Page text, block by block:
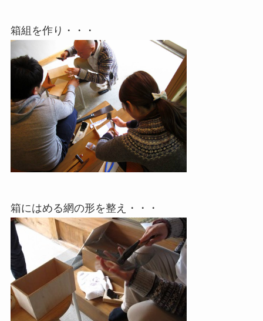
箱組を作り・・・
箱にはめる網の形を整え・・・